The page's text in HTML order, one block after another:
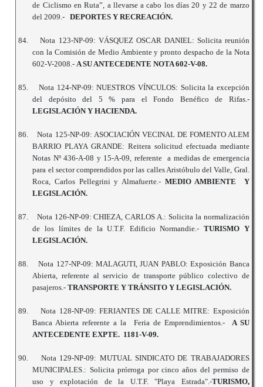
de Ciclismo en Ruta”, a llevarse a cabo los días 20 y 22 de marzo
del 2009.-DEPORTES Y RECREACIÓN.
84.
Nota 123-NP-09: VÁSQUEZ OSCAR DANIEL: Solicita reunión
con la Comisión de Medio Ambiente y pronto despacho de la Nota
602-V-2008.-A SU ANTECEDENTE NOTA 602-V-08.
85.
Nota 124-NP-09: NUESTROS VÍNCULOS: Solicita la excepción
del depósito del 5 % para el Fondo Benéfico de Rifas.-
LEGISLACIÓN Y HACIENDA.
86.
Nota 125-NP-09: ASOCIACIÓN VECINAL DE FOMENTO ALEM
BARRIO PLAYA GRANDE: Reitera solicitud efectuada mediante
Notas Nº 436-A-08 y 15-A-09, referente a medidas de emergencia
para el sector comprendidos por las calles Aristóbulo del Valle, Gral.
Roca, Carlos Pellegrini y Almafuerte.- MEDIO AMBIENTE Y
LEGISLACIÓN.
87.
Nota 126-NP-09: CHIEZA, CARLOS A.: Solicita la normalización
de los límites de la U.T.F. Edificio Normandie.-TURISMO Y
LEGISLACIÓN.
88.
Nota 127-NP-09: MALAGUTI, JUAN PABLO: Exposición Banca
Abierta, referente al servicio de transporte público colectivo de
pasajeros.-TRANSPORTE Y TRÁNSITO Y LEGISLACIÓN.
89.
Nota 128-NP-09: FERIANTES DE CALLE MITRE: Exposición
Banca Abierta referente a la Feria de Emprendimientos.- A SU
ANTECEDENTE EXPTE. 1181-V-09.
90.
Nota 129-NP-09: MUTUAL SINDICATO DE TRABAJADORES
MUNICIPALES.: Solicita prórroga por cinco años del permiso de
uso y explotación de la U.T.F. "Playa Estrada".-TURISMO,